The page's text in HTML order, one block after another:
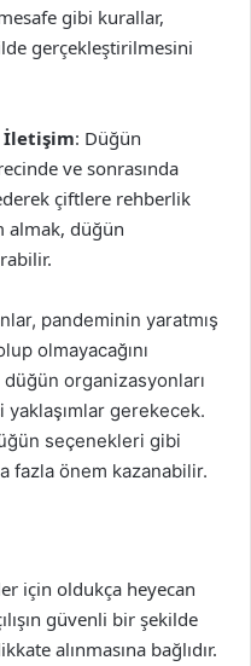
gibi kurallar,
gerçekleştirilmesini
İletişim: Düğün
ve sonrasında
çiftlere rehberlik
almak, düğün
pandeminin yaratmış
olmayacağını
organizasyonları
gerekecek.
seçenekleri gibi
fazla önem kazanabilir.
için oldukça heyecan
güvenli bir şekilde
alınmasına bağlıdır.